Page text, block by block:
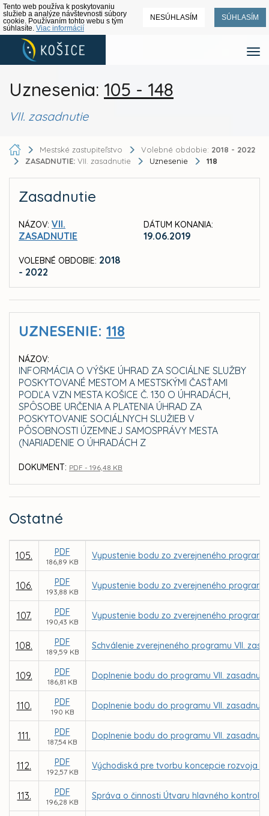
Tento web používa k poskytovaniu
služieb a analýze návštevnosti súbory
cookie. Používaním tohto webu s tým
súhlasíte. Viac informácií
NESÚHLASÍM SÚHLASÍM
Uznesenia: 105 - 148
VII. zasadnutie
Mestské zastupiteľstvo Volebné obdobie: 2018 - 2022
ZASADNUTIE: VII. zasadnutie Uznesenie 118
Zasadnutie
NÁZOV: VII.
ZASADNUTIE
VOLEBNÉ OBDOBIE: 2018
- 2022
DÁTUM KONANIA:
19.06.2019
UZNESENIE: 118
NÁZOV:
INFORMÁCIA O VÝŠKE ÚHRAD ZA SOCIÁLNE SLUŽBY
POSKYTOVANÉ MESTOM A MESTSKÝMI ČASŤAMI
PODĽA VZN MESTA KOŠICE Č. 130 O ÚHRADÁCH,
SPÔSOBE URČENIA A PLATENIA ÚHRAD ZA
POSKYTOVANIE SOCIÁLNYCH SLUŽIEB V
PÔSOBNOSTI ÚZEMNEJ SAMOSPRÁVY MESTA
(NARIADENIE O ÚHRADÁCH Z
DOKUMENT: PDF - 196,48 KB
Ostatné
105. PDF
186,89 KB
Vypustenie bodu zo zverejneného
106. PDF
193,88 KB
Vypustenie bodu zo zverejneného
107. PDF
190,43 KB
Vypustenie bodu zo zverejneného
108. PDF
189,59 KB
Schválenie zverejneného programu VII.
109. PDF
186,81 KB
Doplnenie bodu do programu VII.
110. PDF
190 KB
Doplnenie bodu do programu VII.
111. PDF
187,54 KB
Doplnenie bodu do programu VII.
112. PDF
192,57 KB
Východiská pre tvorbu koncepcie rozvoja
113. PDF
196,28 KB
Správa o činnosti Útvaru hlavného